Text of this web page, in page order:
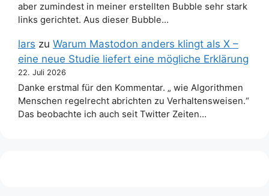
aber zumindest in meiner erstellten Bubble sehr stark
links gerichtet. Aus dieser Bubble…
lars zu Warum Mastodon anders klingt als X –
eine neue Studie liefert eine mögliche Erklärung
22. Juli 2026
Danke erstmal für den Kommentar. „ wie Algorithmen
Menschen regelrecht abrichten zu Verhaltensweisen.“
Das beobachte ich auch seit Twitter Zeiten…